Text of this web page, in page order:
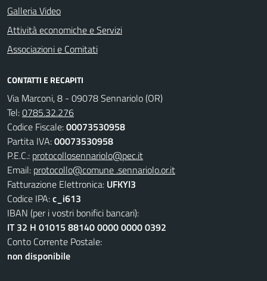
Galleria Video
Attività economiche e Servizi
Associazioni e Comitati
CONTATTI E RECAPITI
Via Marconi, 8 - 09078 Sennariolo (OR)
Tel:0785.32.276
Codice Fiscale:00073530958
Partita IVA:00073530958
P.E.C.: protocollosennariolo@pec.it
Email: protocollo@comune .sennariolo.or.it
Fatturazione Elettronica: UFKYI3
Codice IPA:c_i613
IBAN (per i vostri bonifici bancari):
IT 32 H 01015 88140 0000 0000 0392
Conto Corrente Postale:
non disponibile